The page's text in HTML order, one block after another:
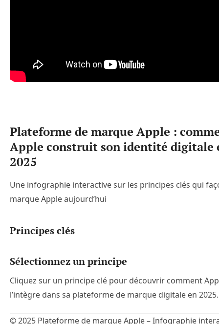
Plateforme de marque Apple :
Apple construit son identité digitale
2025
Une infographie interactive sur les principes clés qui
marque Apple aujourd’hui
Principes clés
Sélectionnez un principe
Cliquez sur un principe clé pour découvrir comment
l’intègre dans sa plateforme de marque digitale en 2025.
© 2025 Plateforme de marque Apple – Infographie